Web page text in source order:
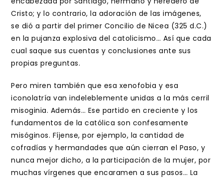
Cristo; y lo contrario, la adoración de las imágenes,
se dió a partir del primer Concilio de Nicea (325 d.C.)
en la pujanza explosiva del catolicismo… Así que cada
cual saque sus cuentas y conclusiones ante sus
propias preguntas.
Pero miren también que esa xenofobia y esa
iconolatría van indeleblemente unidas a la más cerril
misoginia. Además… Ese partido en creciente y los
fundamentos de la católica son confesamente
misóginos. Fíjense, por ejemplo, la cantidad de
cofradías y hermandades que aún cierran el Paso, y
nunca mejor dicho, a la participación de la mujer, por
muchas vírgenes que encaramen a sus pasos… La